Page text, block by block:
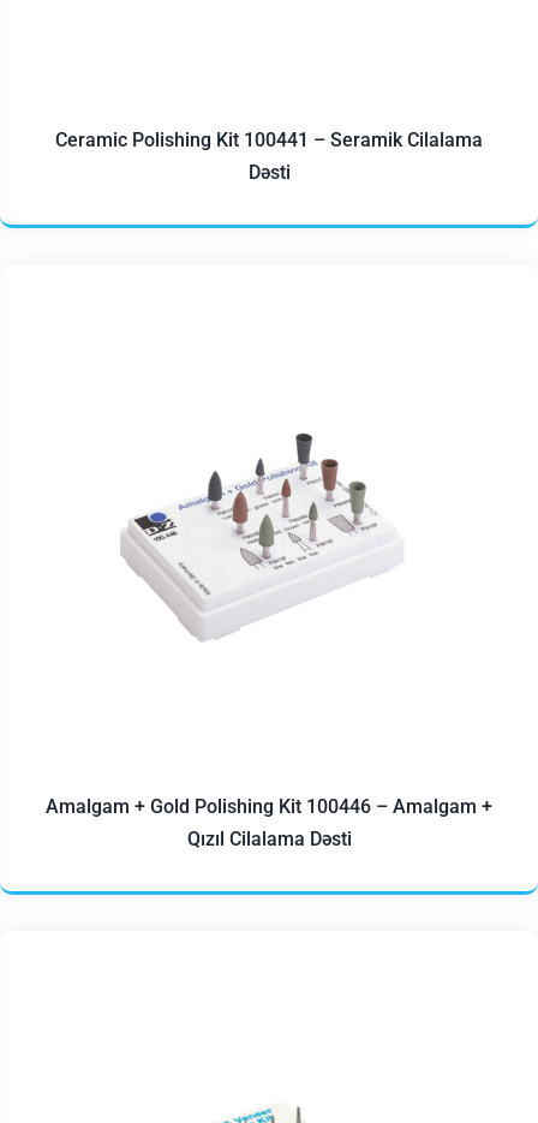
Ceramic Polishing Kit 100441 – Seramik Cilalama
Dəsti
Amalgam + Gold Polishing Kit 100446 – Amalgam +
Qızıl Cilalama Dəsti